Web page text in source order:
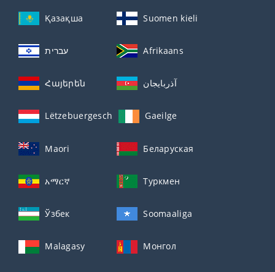
Қазақша Suomen kieli
עברית Afrikaans
Հայերեն آذربايجان
Lëtzebuergesch Gaeilge
Maori Беларуская
አማርኛ Туркмен
Ўзбек Soomaaliga
Malagasy Монгол